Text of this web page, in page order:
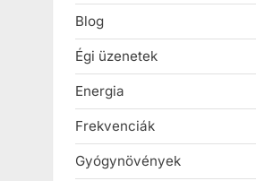
Blog
Égi üzenetek
Energia
Frekvenciák
Gyógynövények